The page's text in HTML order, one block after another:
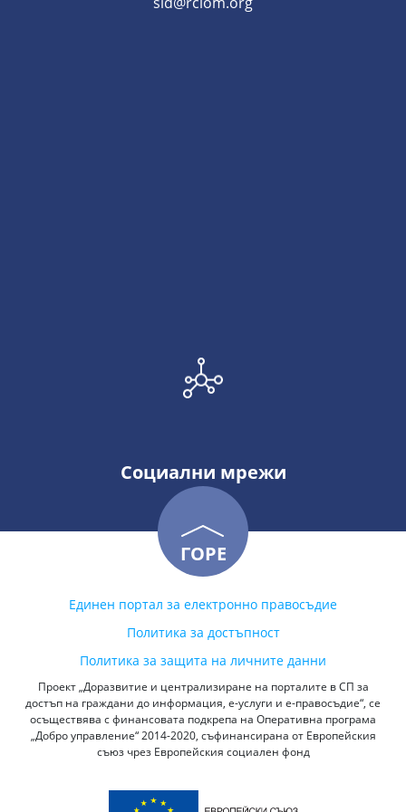
Социални мрежи
ГОРЕ
Единен портал за електронно правосъдие
Политика за достъпност
Политика за защита на личните данни
Проект „Доразвитие и централизиране на порталите в СП за
достъп на граждани до информация, е-услуги и е-правосъдие“, се
осъществява с финансовата подкрепа на Оперативна програма
„Добро управление“ 2014-2020, съфинансирана от Европейския
съюз чрез Европейския социален фонд